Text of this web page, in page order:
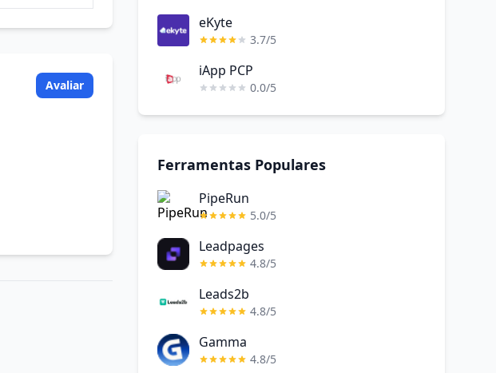
Avaliar
eKyte
3.7/5
iApp PCP
0.0/5
Ferramentas Populares
PipeRun
5.0/5
Leadpages
4.8/5
Leads2b
4.8/5
Gamma
4.8/5